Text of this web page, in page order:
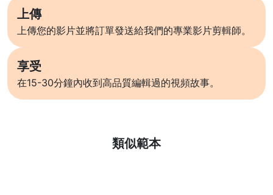
上傳
上傳您的影片並將訂單發送給我們的專業影片剪輯師。
享受
在15-30分鐘內收到高品質編輯過的視頻故事。
類似範本
了解更多